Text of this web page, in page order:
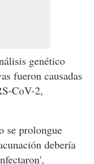
genético
fueron causadas
CoV-2,
se prolongue
debería